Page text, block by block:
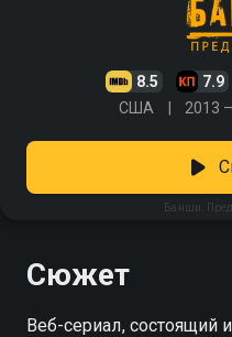
8.5 7.9
США 2013
Банши:
Сюжет
Веб-сериал, состоящий